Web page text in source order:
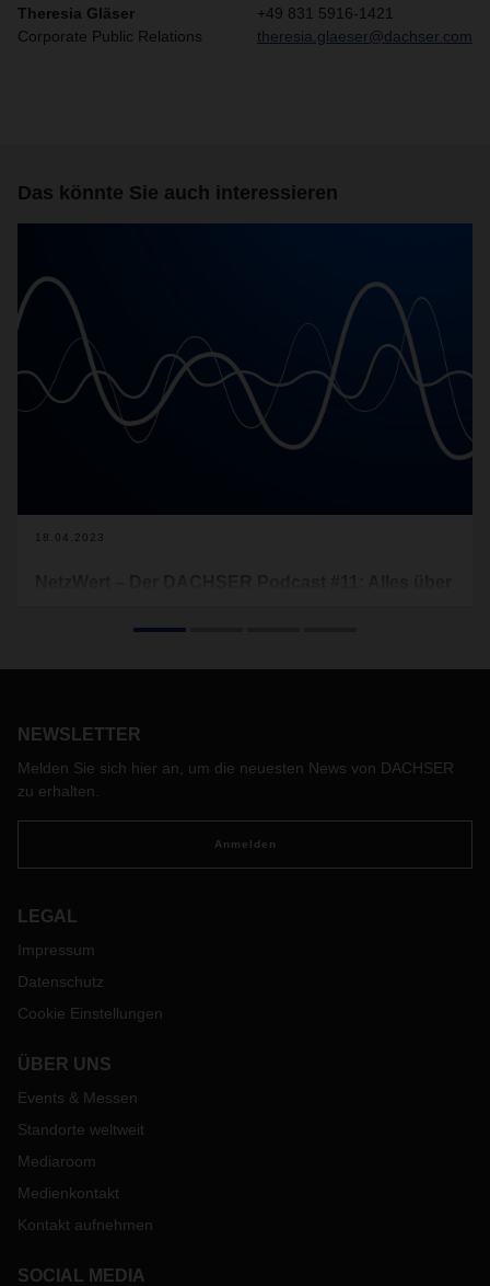
Theresia Gläser
Corporate Public Relations
+49 831 5916-1421
theresia.glaeser@dachser.com
Das könnte Sie auch interessieren
18.04.2023
Warum das so ist, und wohin sich die Kontraktlogistik in
NEWSLETTER
Melden Sie sich hier an, um die neuesten News von DACHSER
zu erhalten.
Anmelden
LEGAL
Impressum
Datenschutz
Cookie Einstellungen
ÜBER UNS
Events & Messen
Standorte weltweit
Mediaroom
Medienkontakt
Kontakt aufnehmen
SOCIAL MEDIA